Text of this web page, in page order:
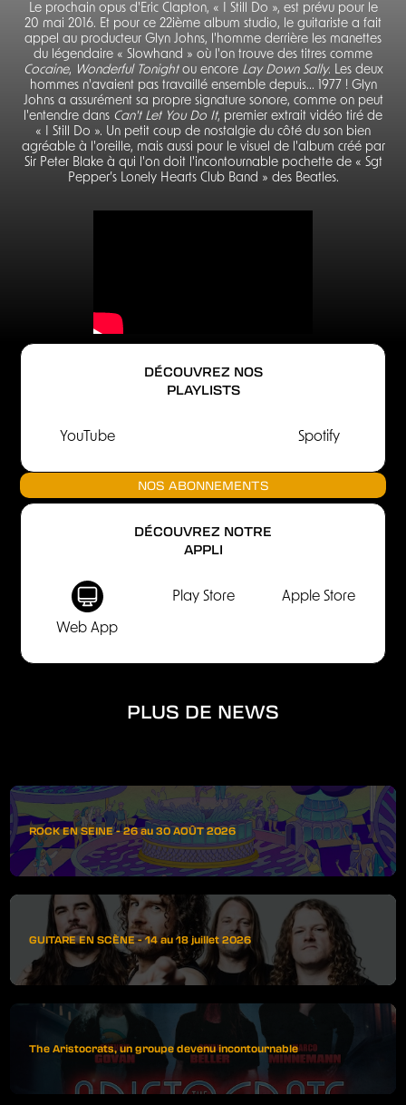
Le prochain opus d'Eric Clapton, « I Still Do », est prévu pour le
20 mai 2016. Et pour ce 22ième album studio, le guitariste a fait
appel au producteur Glyn Johns, l'homme derrière les manettes
du légendaire « Slowhand » où l'on trouve des titres comme
Cocaine, Wonderful Tonightou encore Lay Down Sally. Les deux
hommes n'avaient pas travaillé ensemble depuis... 1977 ! Glyn
Johns a assurément sa propre signature sonore, comme on peut
l'entendre dans Can't Let You Do It, premier extrait vidéo tiré de
« I Still Do ». Un petit coup de nostalgie du côté du son bien
agréable à l'oreille, mais aussi pour le visuel de l'album créé par
Sir Peter Blake à qui l'on doit l'incontournable pochette de « Sgt
Pepper’s Lonely Hearts Club Band » des Beatles.
DÉCOUVREZ NOS
PLAYLISTS
YouTube Spotify
NOS ABONNEMENTS
DÉCOUVREZ NOTRE
APPLI
Web App
Play Store Apple Store
PLUS DE NEWS
ROCK EN SEINE - 26 au 30 AOÛT 2026
GUITARE EN SCÈNE - 14 au 18 juillet 2026
The Aristocrats, un groupe devenu incontournable